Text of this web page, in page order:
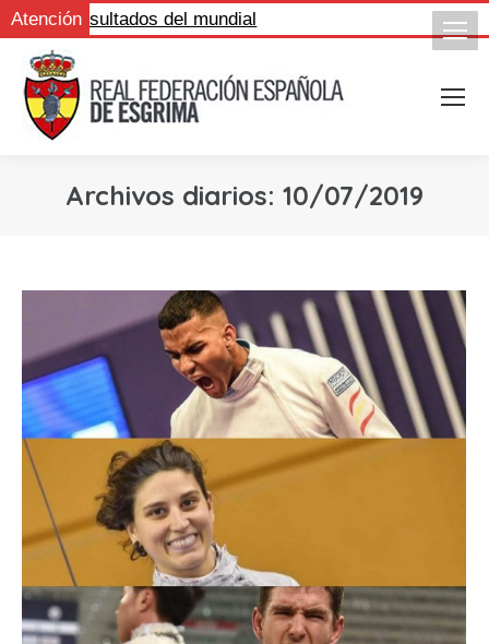
Atención
los resultados del mundial
Archivos diarios: 10/07/2019